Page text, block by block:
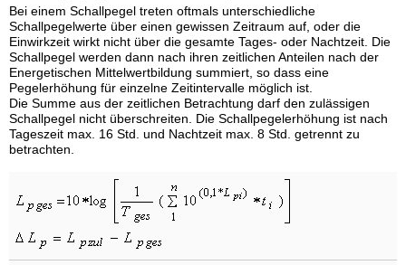
Bei einem Schallpegel treten oftmals unterschiedliche
Schallpegelwerte über einen gewissen Zeitraum auf, oder die
Einwirkzeit wirkt nicht über die gesamte Tages- oder Nachtzeit. Die
Schallpegel werden dann nach ihren zeitlichen Anteilen nach der
Energetischen Mittelwertbildung summiert, so dass eine
Pegelerhöhung für einzelne Zeitintervalle möglich ist.
Die Summe aus der zeitlichen Betrachtung darf den zulässigen
Schallpegel nicht überschreiten. Die Schallpegelerhöhung ist nach
Tageszeit max. 16 Std. und Nachtzeit max. 8 Std. getrennt zu
betrachten.